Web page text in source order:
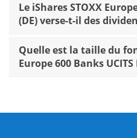
Le iShares STOXX
(DE) verse-t-il des
Quelle est la taille du
Europe 600 Banks UCITS